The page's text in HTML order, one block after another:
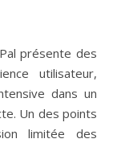
présente des
utilisateur,
dans un
Un des points
limitée des